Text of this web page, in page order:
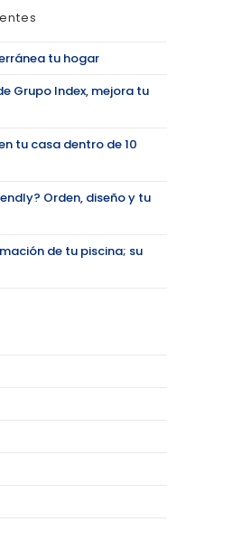
tu hogar
Grupo Index, mejora tu
tu casa dentro de 10
Orden, diseño y tu
de tu piscina; su